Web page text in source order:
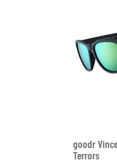
goodr
Terrors